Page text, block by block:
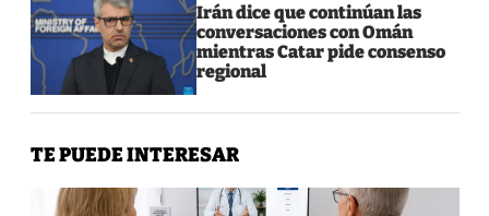
Irán dice que continúan las
conversaciones con Omán
mientras Catar pide consenso
regional
TE PUEDE INTERESAR